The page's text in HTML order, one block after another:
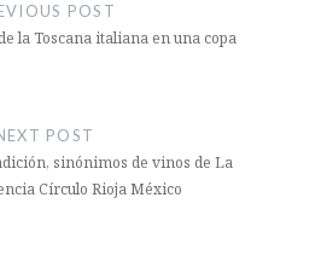
POST
la Toscana italiana en una copa
POST
sinónimos de vinos de La
Círculo Rioja México